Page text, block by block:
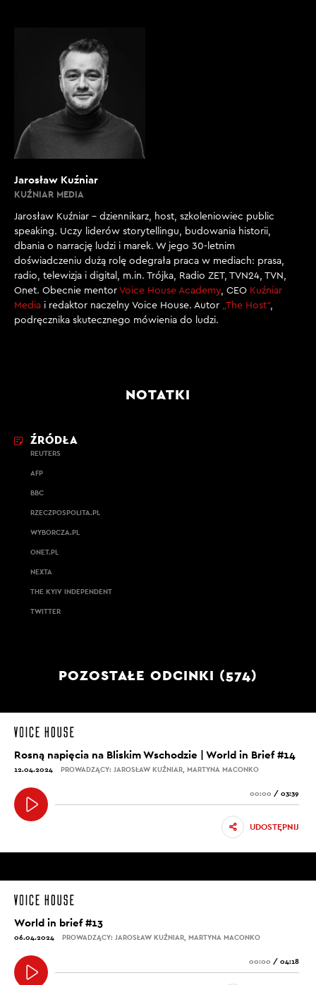
Jarosław Kuźniar
KUŹNIAR MEDIA
Jarosław Kuźniar – dziennikarz, host, szkoleniowiec public
speaking. Uczy liderów storytellingu, budowania historii,
dbania o narrację ludzi i marek. W jego 30-letnim
doświadczeniu dużą rolę odegrała praca w mediach: prasa,
radio, telewizja i digital, m.in. Trójka, Radio ZET, TVN24, TVN,
Onet. Obecnie mentor Voice House Academy, CEO Kuźniar
Media i redaktor naczelny Voice House. Autor „The Host”,
podręcznika skutecznego mówienia do ludzi.
NOTATKI
ŹRÓDŁA
REUTERS
AFP
BBC
RZECZPOSPOLITA.PL
WYBORCZA.PL
ONET.PL
NEXTA
THE KYIV INDEPENDENT
TWITTER
POZOSTAŁE ODCINKI (574)
Rosną napięcia na Bliskim Wschodzie | World in Brief #14
12.04.2024 PROWADZĄCY: JAROSŁAW KUŹNIAR, MARTYNA MACONKO
00:00 / 03:39
UDOSTĘPNIJ
World in brief #13
06.04.2024 PROWADZĄCY: JAROSŁAW KUŹNIAR, MARTYNA MACONKO
00:00 / 04:18